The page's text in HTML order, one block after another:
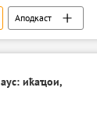
Аподкаст
иҟаҵои,